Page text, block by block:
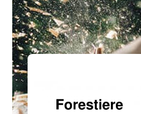
FAQ
CALCULER SA
TROUVER SON
BLOG